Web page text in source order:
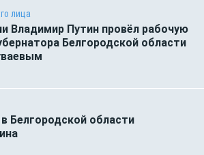
лица
Владимир Путин провёл рабочую
Белгородской области
Белгородской области